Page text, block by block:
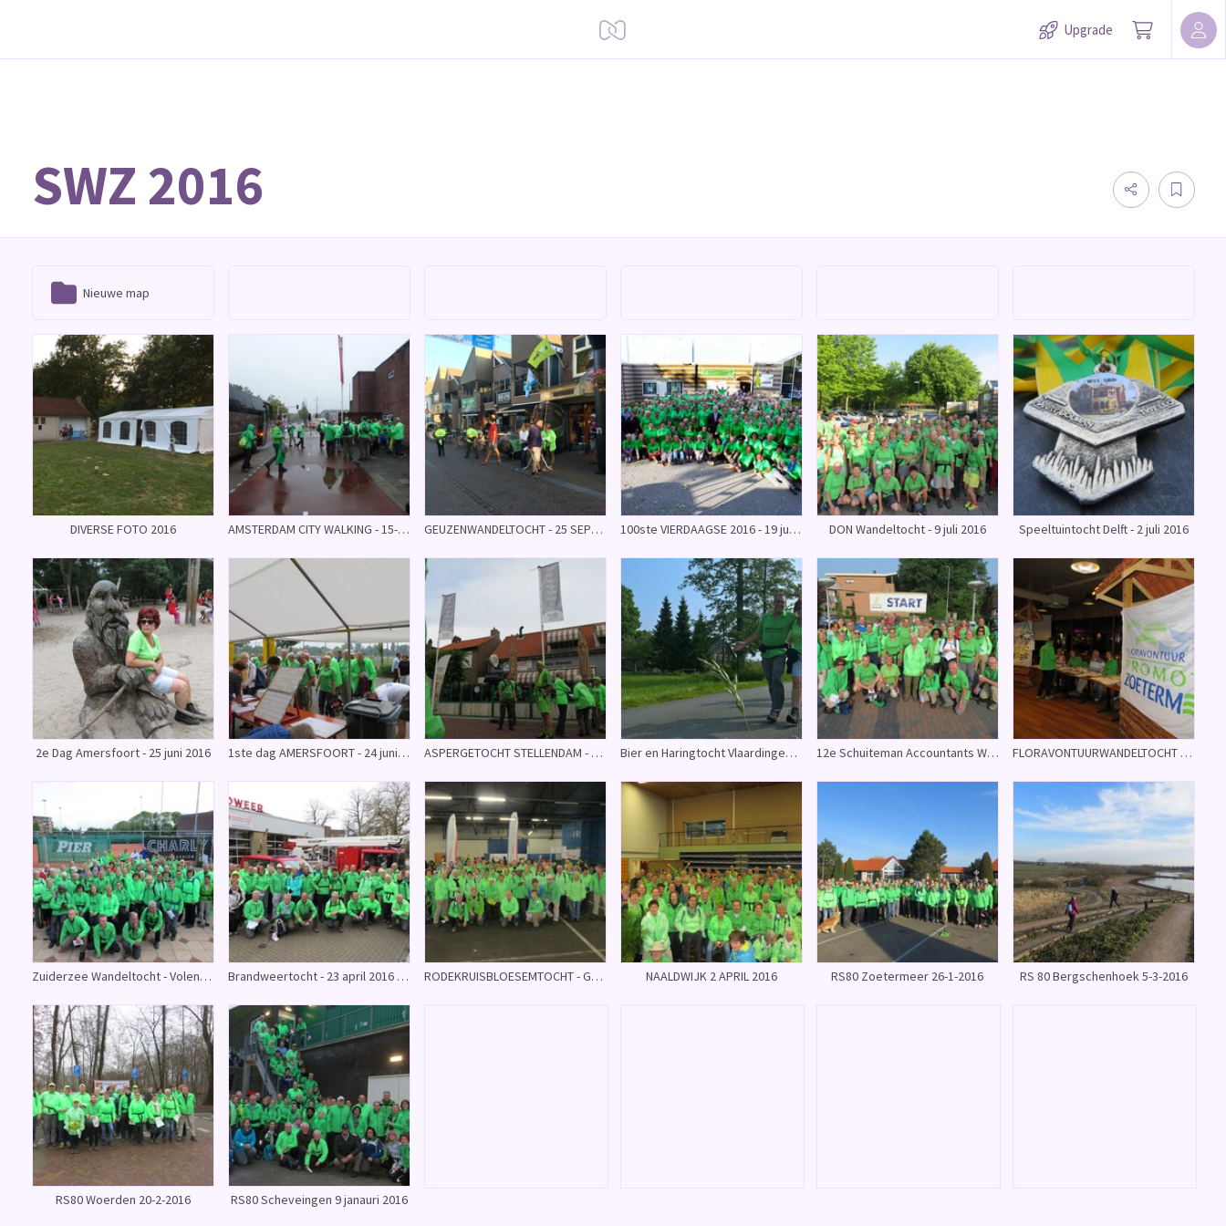
Upgrade
SWZ 2016
Nieuwe map
DIVERSE FOTO 2016 AMSTERDAM CITY WALKING - 15-10-2016 GEUZENWANDELTOCHT - 25 SEPTEMBER 2016 100ste VIERDAAGSE 2016 - 19 juli tot en met 22 juli 2016 DON Wandeltocht - 9 juli 2016 Speeltuintocht Delft - 2 juli 2016
2e Dag Amersfoort - 25 juni 2016 1ste dag AMERSFOORT - 24 juni 2016 ASPERGETOCHT STELLENDAM - 18 JUNI 2016 Bier en Haringtocht Vlaardingen - 4 juni 2016 12e Schuiteman Accountants Wandelfestijn - Voorthuizen 28 mei 2016 FLORAVONTUURWANDELTOCHT ZONDAG - 22 MEI 2016
Zuiderzee Wandeltocht - Volendam 14 mei 2016 Brandweertocht - 23 april 2016 Baarn RODEKRUISBLOESEMTOCHT - Geldermalsen 16 april 2016 NAALDWIJK 2 APRIL 2016 RS80 Zoetermeer 26-1-2016 RS 80 Bergschenhoek 5-3-2016
RS80 Woerden 20-2-2016 RS80 Scheveingen 9 janauri 2016